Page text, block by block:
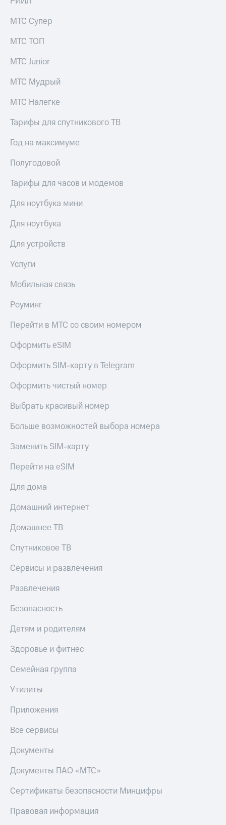
МТС Супер
МТС ТОП
МТС Junior
МТС Мудрый
МТС Налегке
Тарифы для спутникового ТВ
Год на максимуме
Полугодовой
Тарифы для часов и модемов
Для ноутбука мини
Для ноутбука
Для устройств
Услуги
Мобильная связь
Роуминг
Перейти в МТС со своим номером
Оформить eSIM
Оформить SIM-карту в Telegram
Оформить чистый номер
Выбрать красивый номер
Больше возможностей выбора номера
Заменить SIM-карту
Перейти на eSIM
Для дома
Домашний интернет
Домашнее ТВ
Спутниковое ТВ
Сервисы и развлечения
Развлечения
Безопасность
Детям и родителям
Здоровье и фитнес
Семейная группа
Утилиты
Приложения
Все сервисы
Документы
Документы ПАО «МТС»
Сертификаты безопасности Минцифры
Правовая информация